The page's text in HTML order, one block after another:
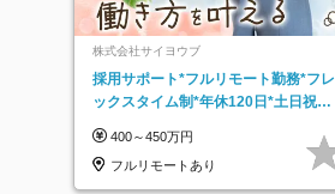
株式会社サイヨウブ
採用サポート*フルリモート勤務*フレ
ックスタイム制*年休120日*土日祝休
400～450万円
フルリモートあり